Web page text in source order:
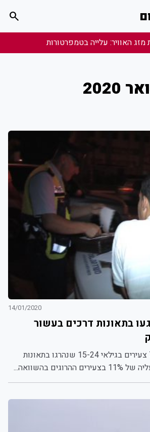
search
2020
14/01/2020
בתאונות דרכים בעשור
בשנת 2019 נהרגו 78 צעירים בגילאי 15-24 שנהרגו בתאונות